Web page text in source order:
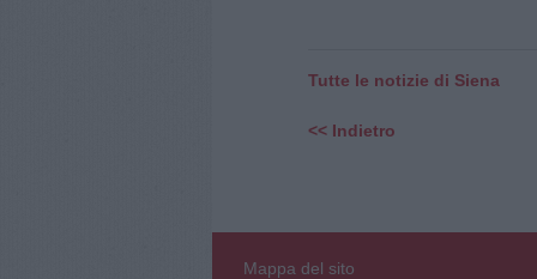
Tutte le notizie di Siena
<< Indietro
Mappa del sito